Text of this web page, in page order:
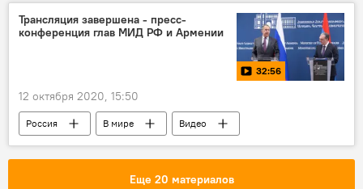
Дело о незаконной демаркации грузино-азербайджанской границы
Трансляция завершена - пресс-
конференция глав МИД РФ и Армении
32:56
12 октября 2020, 15:50
Россия В мире
Видео
Мультимедиа
Армения
Еще 20 материалов